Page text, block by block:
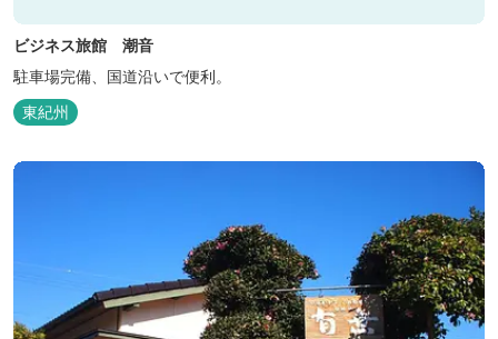
ビジネス旅館 潮音
駐車場完備、国道沿いで便利。
東紀州